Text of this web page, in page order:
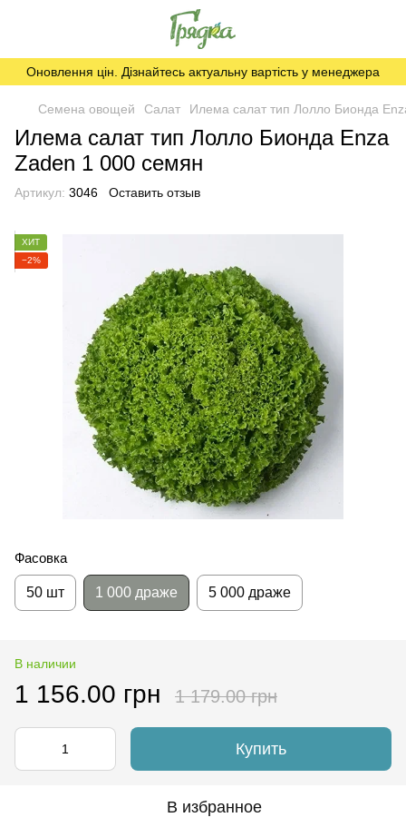
Оновлення цін. Дізнайтесь актуальну вартість у менеджера
Семена овощей Салат Илема салат тип Лолло Бионда
Илема салат тип Лолло Бионда Enza
Zaden 1 000 семян
Артикул: 3046 Оставить отзыв
ХИТ
−2%
Фасовка
50 шт 1 000 драже 5 000 драже
В наличии
1 156.00 грн 1 179.00 грн
Купить
В избранное